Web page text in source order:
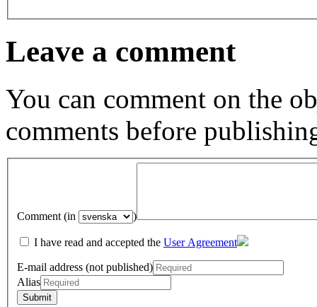
Leave a comment
You can comment on the
comments before
Comment (in )
I have read and accepted the User Agreement
E-mail address (not published)
Alias